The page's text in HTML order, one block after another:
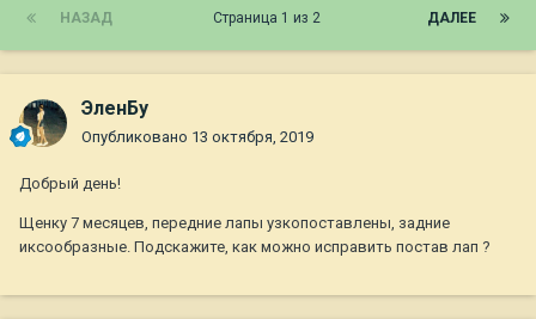
НАЗАД ДАЛЕЕ
Страница 1 из 2
ЭленБу
Опубликовано 13 октября, 2019
Добрый день!
Щенку 7 месяцев, передние лапы узкопоставлены, задние
иксообразные. Подскажите, как можно исправить постав лап ?